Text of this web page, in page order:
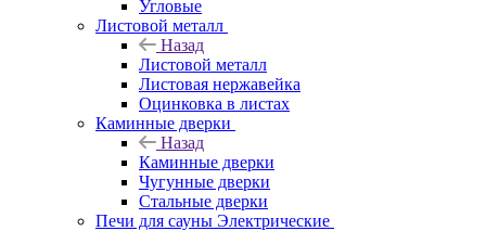
Угловые
Листовой металл
Назад
Листовой металл
Листовая нержавейка
Оцинковка в листах
Каминные дверки
Назад
Каминные дверки
Чугунные дверки
Стальные дверки
Печи для сауны Электрические